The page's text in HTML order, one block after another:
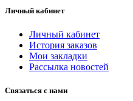
Личный кабинет
Личный кабинет
История заказов
Мои закладки
Рассылка новостей
Связаться с нами